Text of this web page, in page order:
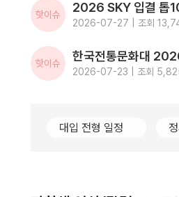
핫이슈
2026-07-27 | 조회
핫이슈
2026-07-23 | 조회
대입 전형 일정